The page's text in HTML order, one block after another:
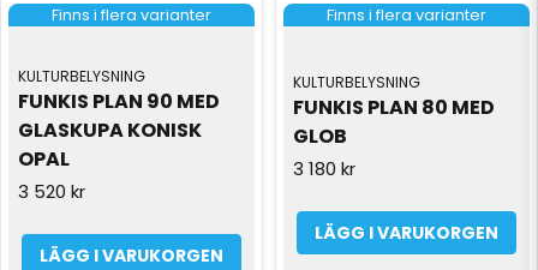
Finns i flera varianter
KULTURBELYSNING
FUNKIS PLAN 90 MED
GLASKUPA KONISK
OPAL
3 520 kr
LÄGG I VARUKORGEN
Finns i flera varianter
KULTURBELYSNING
FUNKIS PLAN 80 MED
GLOB
3 180 kr
LÄGG I VARUKORGEN